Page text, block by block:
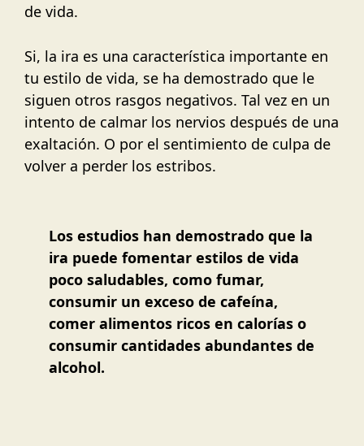
de vida.
Si, la ira es una característica importante en
tu estilo de vida, se ha demostrado que le
siguen otros rasgos negativos. Tal vez en un
intento de calmar los nervios después de una
exaltación. O por el sentimiento de culpa de
volver a perder los estribos.
Los estudios han demostrado que la
ira puede fomentar estilos de vida
poco saludables, como fumar,
consumir un exceso de cafeína,
comer alimentos ricos en calorías o
consumir cantidades abundantes de
alcohol.